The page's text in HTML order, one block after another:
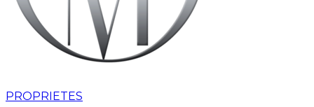
PROPRIETES